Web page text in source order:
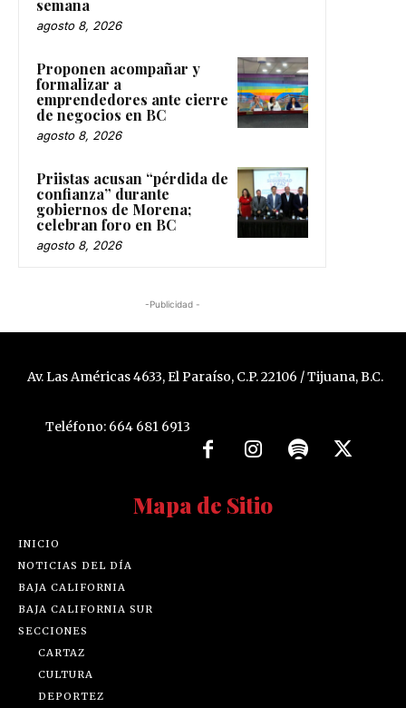
semana
agosto 8, 2026
Proponen acompañar y
formalizar a
emprendedores ante cierre
de negocios en BC
agosto 8, 2026
Priistas acusan “pérdida de
confianza” durante
gobiernos de Morena;
celebran foro en BC
agosto 8, 2026
-Publicidad -
Av. Las Américas 4633, El Paraíso, C.P. 22106 / Tijuana, B.C.
Teléfono: 664 681 6913
Mapa de Sitio
INICIO
NOTICIAS DEL DÍA
BAJA CALIFORNIA
BAJA CALIFORNIA SUR
SECCIONES
CARTAZ
CULTURA
DEPORTEZ